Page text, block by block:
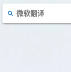
微软翻译